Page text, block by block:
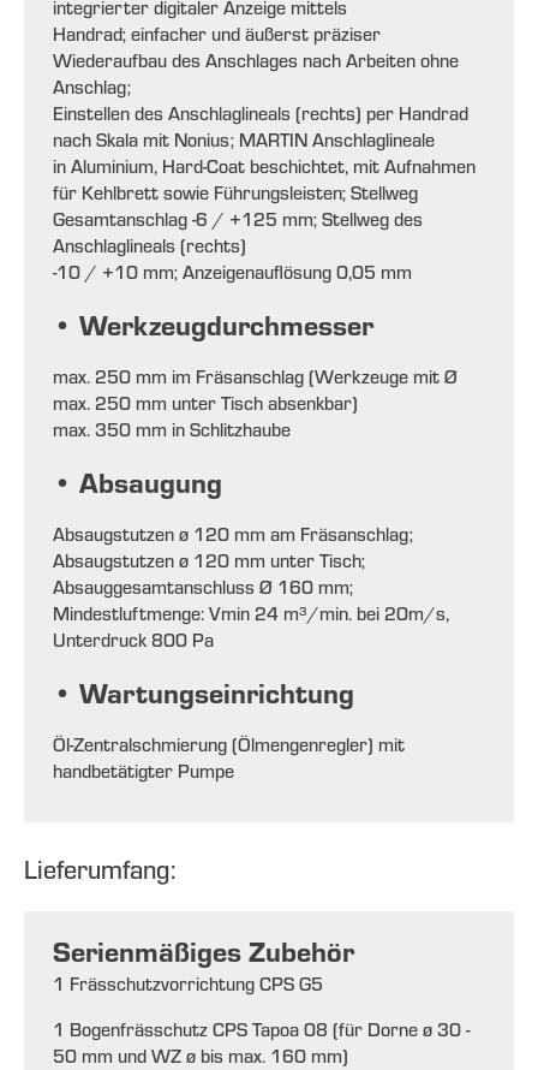
integrierter digitaler Anzeige mittels
Handrad; einfacher und äußerst präziser
Wiederaufbau des Anschlages nach Arbeiten ohne
Anschlag;
Einstellen des Anschlaglineals (rechts) per Handrad
nach Skala mit Nonius; MARTIN Anschlaglineale
in Aluminium, Hard-Coat beschichtet, mit Aufnahmen
für Kehlbrett sowie Führungsleisten; Stellweg
Gesamtanschlag -6 / +125 mm; Stellweg des
Anschlaglineals (rechts)
-10 / +10 mm; Anzeigenauflösung 0,05 mm
• Werkzeugdurchmesser
max. 250 mm im Fräsanschlag (Werkzeuge mit Ø
max. 250 mm unter Tisch absenkbar)
max. 350 mm in Schlitzhaube
• Absaugung
Absaugstutzen ø 120 mm am Fräsanschlag;
Absaugstutzen ø 120 mm unter Tisch;
Absauggesamtanschluss Ø 160 mm;
Mindestluftmenge: Vmin 24 m³/min. bei 20m/s,
Unterdruck 800 Pa
• Wartungseinrichtung
Öl-Zentralschmierung (Ölmengenregler) mit
handbetätigter Pumpe
Lieferumfang:
Serienmäßiges Zubehör
1 Frässchutzvorrichtung CPS G5
1 Bogenfrässchutz CPS Tapoa 08 (für Dorne ø 30 -
50 mm und WZ ø bis max. 160 mm)